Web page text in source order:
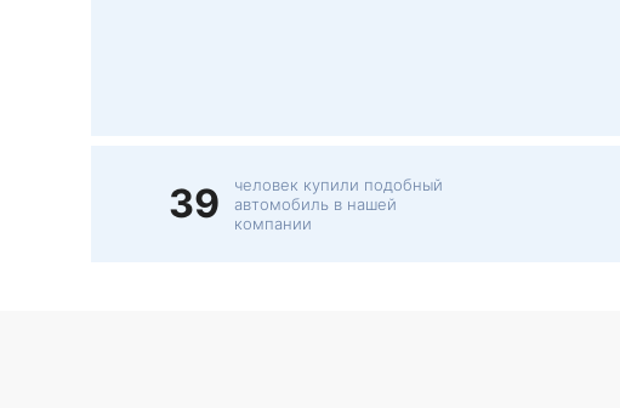
39
человек купили подобный
автомобиль в нашей
компании